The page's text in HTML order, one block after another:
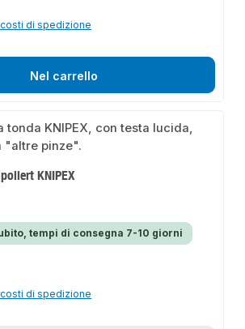
costi di spedizione
Nel carrello
KNIPEX
tempi di consegna 7-10 giorni
costi di spedizione